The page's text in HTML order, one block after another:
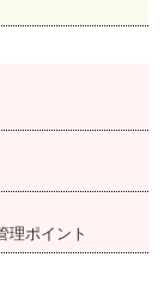
理ポイント